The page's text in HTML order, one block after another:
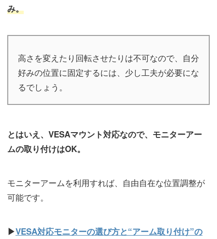
み。
高さを変えたり回転させたりは不可なので、自分
好みの位置に固定するには、少し工夫が必要にな
るでしょう。
とはいえ、VESAマウント対応なので、モニターアー
ムの取り付けはOK。
モニターアームを利用すれば、自由自在な位置調整が
可能です。
▶VESA対応モニターの選び方と“アーム取り付け”の